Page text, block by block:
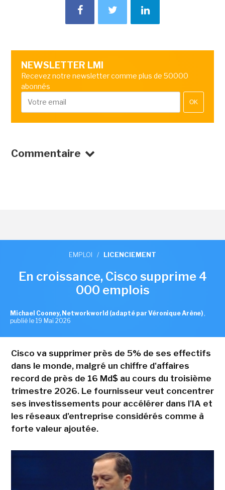
NEWSLETTER LMI
Recevez notre newsletter comme plus de 50000
abonnés
OK
Commentaire
EMPLOI / LICENCIEMENT
En croissance, Cisco supprime 4
000 emplois
Michael Cooney, Networkworld (adapté par Véronique Arène) ,
publié le 19 Mai 2026
Cisco va supprimer près de 5% de ses effectifs
dans le monde, malgré un chiffre d'affaires
record de près de 16 Md$ au cours du troisième
trimestre 2026. Le fournisseur veut concentrer
ses investissements pour accélérer dans l'IA et
les réseaux d'entreprise considérés comme à
forte valeur ajoutée.